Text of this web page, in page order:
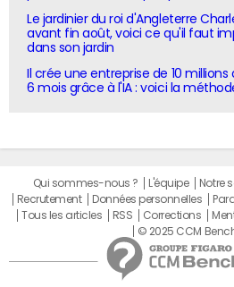
Le jardinier du roi d'Angleterre
avant fin août, voici ce qu'il faut
dans son jardin
Il crée une entreprise de 10
6 mois grâce à l'IA : voici la
Qui sommes-nous ? L'équipe Notre
Recrutement
Données personnelles
Tous les articles
RSS Corrections
© 2025 CCM